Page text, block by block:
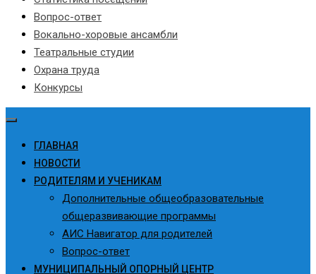
Вопрос-ответ
Вокально-хоровые ансамбли
Театральные студии
Охрана труда
Конкурсы
ГЛАВНАЯ
НОВОСТИ
РОДИТЕЛЯМ И УЧЕНИКАМ
Дополнительные общеобразовательные
общеразвивающие программы
АИС Навигатор для родителей
Вопрос-ответ
МУНИЦИПАЛЬНЫЙ ОПОРНЫЙ ЦЕНТР